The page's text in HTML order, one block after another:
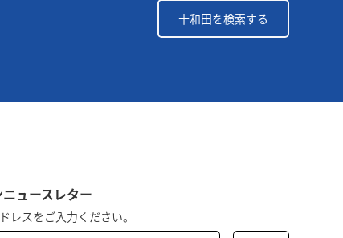
十和田を検索する
ュースレター
レスをご入力ください。